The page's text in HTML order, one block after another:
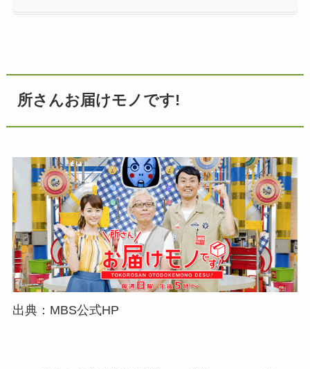
所さんお届けモノです!
出典：MBS公式HP